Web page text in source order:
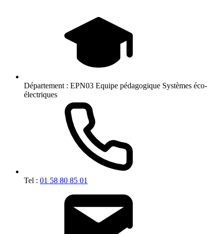
Département : EPN03 Equipe pédagogique Systèmes éco-
électriques
Tel : 01 58 80 85 01